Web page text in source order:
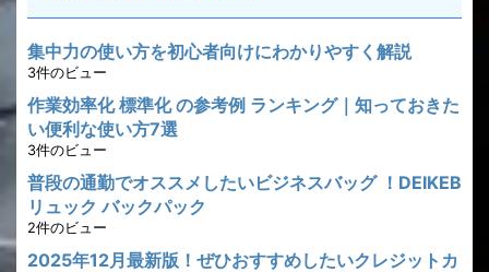
集中力の使い方を初心者向けにわかりやすく解説
3件のビュー
作業効率化 標準化 の参考例 ランキング｜知っておきた
い便利な使い方7選
3件のビュー
普段の通勤でオススメしたいビジネスバッグ ！DEIKEB
リュック バックパック
2件のビュー
2025年12月最新版！ぜひおすすめしたいクレジットカ